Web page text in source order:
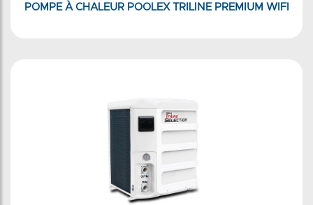
POMPE À CHALEUR POOLEX TRILINE PREMIUM WIFI